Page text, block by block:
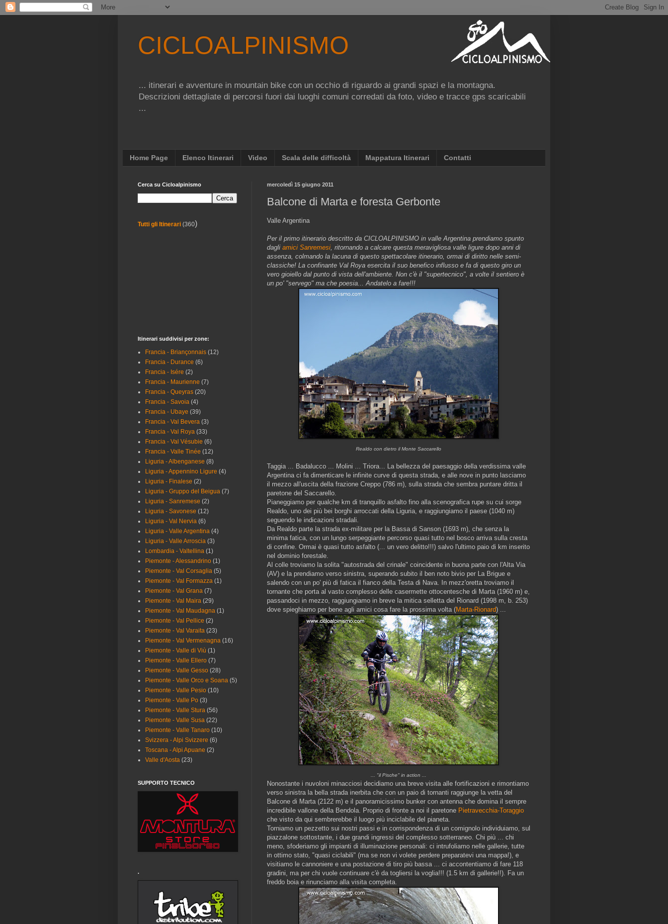
CICLOALPINISMO
... itinerari e avventure in mountain bike con un occhio di riguardo ai grandi spazi e la montagna.
Descrizioni dettagliate di percorsi fuori dai luoghi comuni corredati da foto, video e tracce gps scaricabili
...
Home Page Elenco Itinerari Video Scala delle difficoltà Mappatura Itinerari Contatti
mercoledì 15 giugno 2011
Balcone di Marta e foresta Gerbonte
Valle Argentina
Per il primo itinerario descritto da CICLOALPINISMO in valle Argentina prendiamo spunto
dagli amici Sanremesi, ritornando a calcare questa meravigliosa valle ligure dopo anni di
assenza, colmando la lacuna di questo spettacolare itinerario, ormai di diritto nelle semi-
classiche! La confinante Val Roya esercita il suo benefico influsso e fa di questo giro un
vero gioiello dal punto di vista dell'ambiente. Non c'è il "supertecnico", a volte il sentiero è
un po' "servego" ma che poesia... Andatelo a fare!!!
Realdo con dietro il Monte Saccarello
Taggia ... Badalucco ... Molini ... Triora... La bellezza del paesaggio della verdissima valle
Argentina ci fa dimenticare le infinite curve di questa strada, e alle nove in punto lasciamo
il mezzo all'uscita della frazione Creppo (786 m), sulla strada che sembra puntare dritta il
paretone del Saccarello.
Pianeggiamo per qualche km di tranquillo asfalto fino alla scenografica rupe su cui sorge
Realdo, uno dei più bei borghi arroccati della Liguria, e raggiungiamo il paese (1040 m)
seguendo le indicazioni stradali.
Da Realdo parte la strada ex-militare per la Bassa di Sanson (1693 m), che senza la
minima fatica, con un lungo serpeggiante percorso quasi tutto nel bosco arriva sulla cresta
di confine. Ormai è quasi tutto asfalto (... un vero delitto!!!) salvo l'ultimo paio di km inserito
nel dominio forestale.
Al colle troviamo la solita "autostrada del crinale" coincidente in buona parte con l'Alta Via
(AV) e la prendiamo verso sinistra, superando subito il ben noto bivio per La Brigue e
salendo con un po' più di fatica il fianco della Testa di Nava. In mezz'oretta troviamo il
tornante che porta al vasto complesso delle casermette ottocentesche di Marta (1960 m) e,
passandoci in mezzo, raggiungiamo in breve la mitica selletta del Rionard (1998 m, b. 253)
dove spieghiamo per bene agli amici cosa fare la prossima volta (Marta-Rionard) ...
... "il Pische" in action ...
Nonostante i nuvoloni minacciosi decidiamo una breve visita alle fortificazioni e rimontiamo
verso sinistra la bella strada inerbita che con un paio di tornanti raggiunge la vetta del
Balcone di Marta (2122 m) e il panoramicissimo bunker con antenna che domina il sempre
incredibile vallone della Bendola. Proprio di fronte a noi il paretone Pietravecchia-Toraggio
che visto da qui sembrerebbe il luogo più inciclabile del pianeta.
Torniamo un pezzetto sui nostri passi e in corrispondenza di un comignolo individuiamo, sul
piazzalone sottostante, i due grandi ingressi del complesso sotterraneo. Chi più ... chi
meno, sfoderiamo gli impianti di illuminazione personali: ci intrufoliamo nelle gallerie, tutte
in ottimo stato, "quasi ciclabili" (ma se non vi volete perdere preparatevi una mappa!), e
visitiamo le cannoniere e una postazione di tiro più bassa ... ci accontentiamo di fare 118
gradini, ma per chi vuole continuare c'è da togliersi la voglia!!! (1.5 km di gallerie!!). Fa un
freddo boia e rinunciamo alla visita completa.
Cerca su Cicloalpinismo
Tutti gli Itinerari (360)
Itinerari suddivisi per zone:
Francia - Briançonnais (12)
Francia - Durance (6)
Francia - Isére (2)
Francia - Maurienne (7)
Francia - Queyras (20)
Francia - Savoia (4)
Francia - Ubaye (39)
Francia - Val Bevera (3)
Francia - Val Roya (33)
Francia - Val Vésubie (6)
Francia - Valle Tinée (12)
Liguria - Albenganese (8)
Liguria - Appennino Ligure (4)
Liguria - Finalese (2)
Liguria - Gruppo del Beigua (7)
Liguria - Sanremese (2)
Liguria - Savonese (12)
Liguria - Val Nervia (6)
Liguria - Valle Argentina (4)
Liguria - Valle Arroscia (3)
Lombardia - Valtellina (1)
Piemonte - Alessandrino (1)
Piemonte - Val Corsaglia (5)
Piemonte - Val Formazza (1)
Piemonte - Val Grana (7)
Piemonte - Val Maira (29)
Piemonte - Val Maudagna (1)
Piemonte - Val Pellice (2)
Piemonte - Val Varaita (23)
Piemonte - Val Vermenagna (16)
Piemonte - Valle di Viù (1)
Piemonte - Valle Ellero (7)
Piemonte - Valle Gesso (28)
Piemonte - Valle Orco e Soana (5)
Piemonte - Valle Pesio (10)
Piemonte - Valle Po (3)
Piemonte - Valle Stura (56)
Piemonte - Valle Susa (22)
Piemonte - Valle Tanaro (10)
Svizzera - Alpi Svizzere (6)
Toscana - Alpi Apuane (2)
Valle d'Aosta (23)
SUPPORTO TECNICO
.